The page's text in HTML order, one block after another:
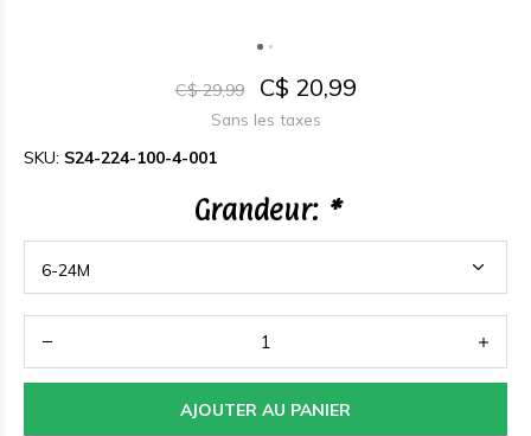
C$ 29,99 C$ 20,99
Sans les taxes
SKU: S24-224-100-4-001
Grandeur: *
AJOUTER AU PANIER